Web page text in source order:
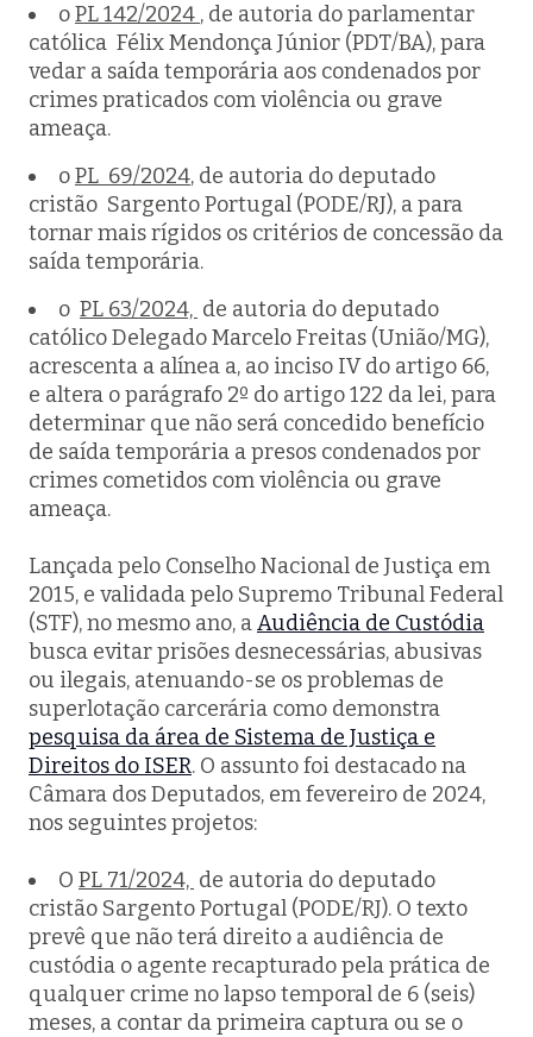
oPL 142/2024 , de autoria do parlamentar
católica Félix Mendonça Júnior (PDT/BA), para
vedar a saída temporária aos condenados por
crimes praticados com violência ou grave
ameaça.
oPL 69/2024, de autoria do deputado
cristão Sargento Portugal (PODE/RJ), a para
tornar mais rígidos os critérios de concessão da
saída temporária.
o PL 63/2024, de autoria do deputado
católico Delegado Marcelo Freitas (União/MG),
acrescenta a alínea a, ao inciso IV do artigo 66,
e altera o parágrafo 2º do artigo 122 da lei, para
determinar que não será concedido benefício
de saída temporária a presos condenados por
crimes cometidos com violência ou grave
ameaça.
Lançada pelo Conselho Nacional de Justiça em
2015, e validada pelo Supremo Tribunal Federal
(STF), no mesmo ano, aAudiência de Custódia
busca evitar prisões desnecessárias, abusivas
ou ilegais, atenuando-se os problemas de
superlotação carcerária como demonstra
pesquisa da área de Sistema de Justiça e
Direitos do ISER. O assunto foi destacado na
Câmara dos Deputados, em fevereiro de 2024,
nos seguintes projetos:
O PL 71/2024, de autoria do deputado
cristão Sargento Portugal (PODE/RJ). O texto
prevê que não terá direito a audiência de
custódia o agente recapturado pela prática de
qualquer crime no lapso temporal de 6 (seis)
meses, a contar da primeira captura ou se o